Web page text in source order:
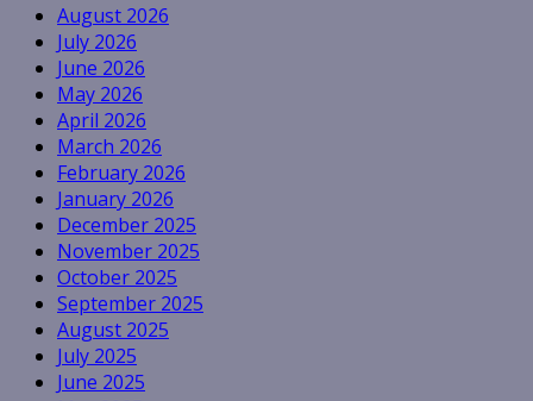
August 2026
July 2026
June 2026
May 2026
April 2026
March 2026
February 2026
January 2026
December 2025
November 2025
October 2025
September 2025
August 2025
July 2025
June 2025